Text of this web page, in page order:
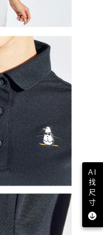
AI
找
尺
寸